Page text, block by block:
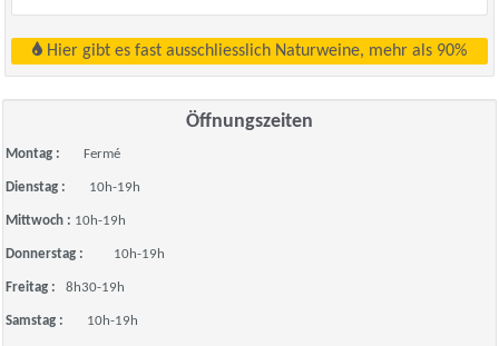
Hier gibt es fast ausschliesslich Naturweine, mehr als 90%
Öffnungszeiten
Montag : Fermé
Dienstag : 10h-19h
Mittwoch : 10h-19h
Donnerstag : 10h-19h
Freitag : 8h30-19h
Samstag : 10h-19h